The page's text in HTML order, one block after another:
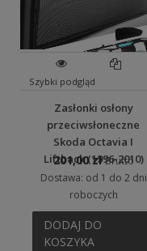
Szybki podgląd
Zasłonki osłony
przeciwsłoneczne
Skoda Octavia I
Liftback (1996-2010)
201,00 zł Brutto
Dostawa: od 1 do 2 dni
roboczych
DODAJ DO
KOSZYKA